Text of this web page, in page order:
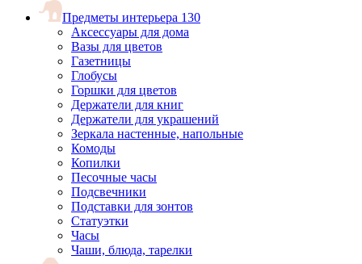
Предметы интерьера 130
Аксессуары для дома
Вазы для цветов
Газетницы
Глобусы
Горшки для цветов
Держатели для книг
Держатели для украшений
Зеркала настенные, напольные
Комоды
Копилки
Песочные часы
Подсвечники
Подставки для зонтов
Статуэтки
Часы
Чаши, блюда, тарелки